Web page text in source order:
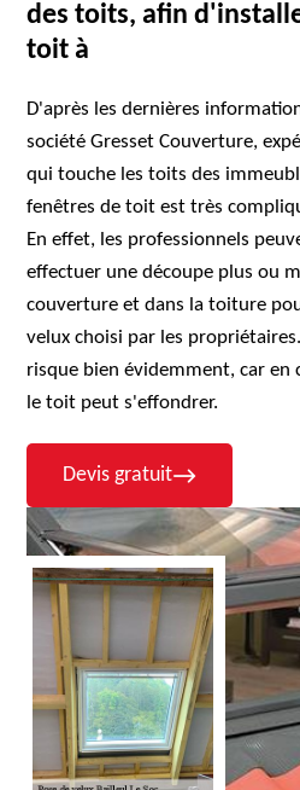
des toits, afin
toit à
D'après les dernières
société Gresset Couverture,
qui touche les toits des
fenêtres de toit est très
En effet, les professionnels
effectuer une découpe plus ou
couverture et dans la toiture
velux choisi par les
risque bien évidemment, car en
le toit peut s'effondrer.
Devis gratuit